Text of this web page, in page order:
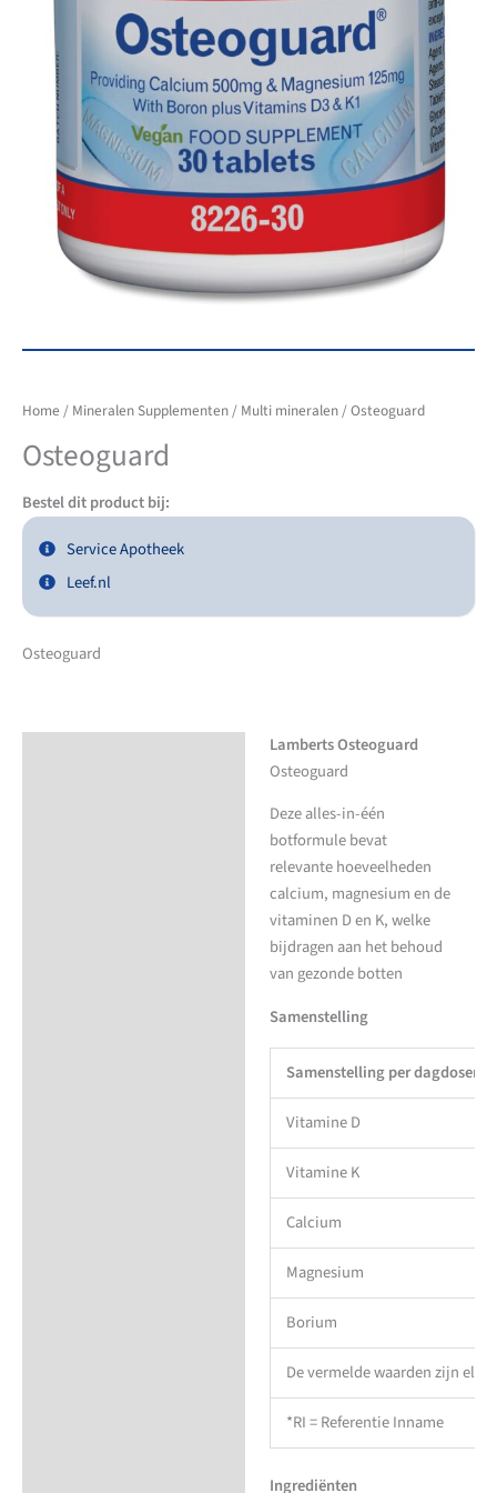
Home / Mineralen Supplementen / Multi mineralen / Osteoguard
Osteoguard
Bestel dit product bij:
Service Apotheek
Leef.nl
Osteoguard
Lamberts Osteoguard
Osteoguard
Deze alles-in-één
botformule bevat
relevante hoeveelheden
calcium, magnesium en de
vitaminen D en K, welke
bijdragen aan het behoud
van gezonde botten
Samenstelling
Samenstelling per
Vitamine D
Vitamine K
Calcium
Magnesium
Borium
De vermelde waarden zijn
*RI = Referentie Inname
Ingrediënten